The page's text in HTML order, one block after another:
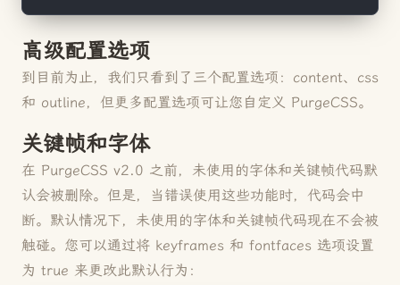
高级配置选项
到目前为止，我们只看到了三个配置选项：content、css
和 outline，但更多配置选项可让您自定义 PurgeCSS。
关键帧和字体
在 PurgeCSS v2.0 之前，未使用的字体和关键帧代码默
认会被删除。但是，当错误使用这些功能时，代码会中
断。默认情况下，未使用的字体和关键帧代码现在不会被
触碰。您可以通过将 keyframes 和 fontfaces 选项设置
为 true 来更改此默认行为：